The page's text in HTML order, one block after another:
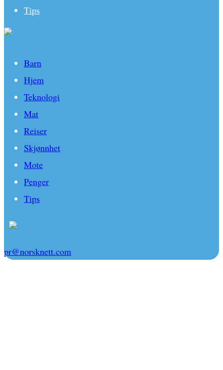
Tips
Barn
Hjem
Teknologi
Mat
Reiser
Skjønnhet
Mote
Penger
Tips
pr@norsknett.com